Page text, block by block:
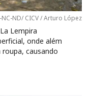
NC-ND/ CICV / Arturo López
Lempira
onde além
causando